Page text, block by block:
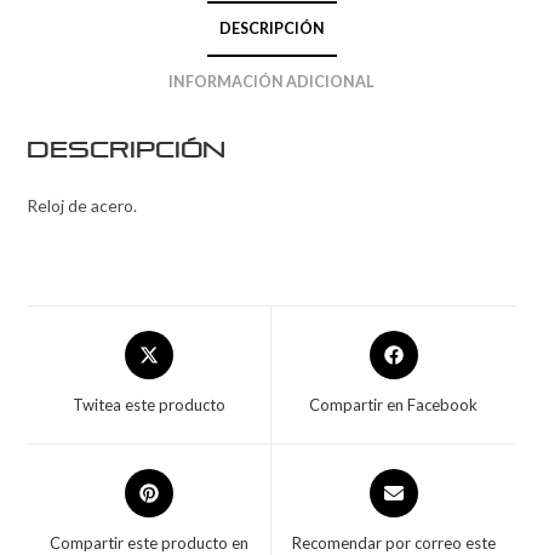
DESCRIPCIÓN
INFORMACIÓN ADICIONAL
Descripción
Reloj de acero.
Twitea este producto Compartir en Facebook
Compartir este producto en
Recomendar por correo este